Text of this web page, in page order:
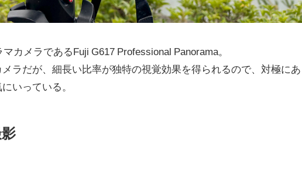
カメラであるFuji G617 Professional Panorama。
ラだが、細長い比率が独特の視覚効果を得られるので、対極にあ
いっている。